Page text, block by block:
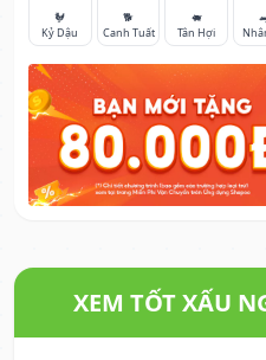
🐓
Kỷ Dậu
🐕
Canh Tuất
🐖
Tân Hợi
XEM TỐT XẤU